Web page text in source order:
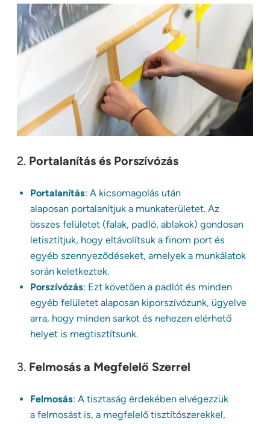
2. Portalanítás és Porszívózás
Portalanítás: A kicsomagolás után
alaposan portalanítjuk a munkaterületet. Az
összes felületet (falak, padló, ablakok) gondosan
letisztítjuk, hogy eltávolítsuk a finom port és
egyéb szennyeződéseket, amelyek a munkálatok
során keletkeztek.
Porszívózás: Ezt követően a padlót és minden
egyéb felületet alaposan kiporszívózunk, ügyelve
arra, hogy minden sarkot és nehezen elérhető
helyet is megtisztítsunk.
3. Felmosás a Megfelelő Szerrel
Felmosás: A tisztaság érdekében elvégezzük
a felmosást is, a megfelelő tisztítószerekkel,